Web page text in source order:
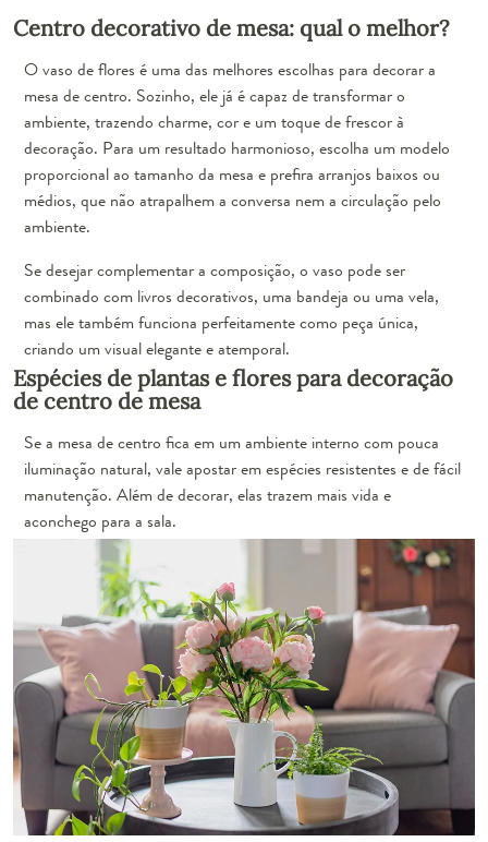
Centro decorativo de mesa: qual o melhor?
O vaso de flores é uma das melhores escolhas para decorar a
mesa de centro. Sozinho, ele já é capaz de transformar o
ambiente, trazendo charme, cor e um toque de frescor à
decoração. Para um resultado harmonioso, escolha um modelo
proporcional ao tamanho da mesa e prefira arranjos baixos ou
médios, que não atrapalhem a conversa nem a circulação pelo
ambiente.
Se desejar complementar a composição, o vaso pode ser
combinado com livros decorativos, uma bandeja ou uma vela,
mas ele também funciona perfeitamente como peça única,
criando um visual elegante e atemporal.
Espécies de plantas e flores para decoração
de centro de mesa
Se a mesa de centro fica em um ambiente interno com pouca
iluminação natural, vale apostar em espécies resistentes e de fácil
manutenção. Além de decorar, elas trazem mais vida e
aconchego para a sala.